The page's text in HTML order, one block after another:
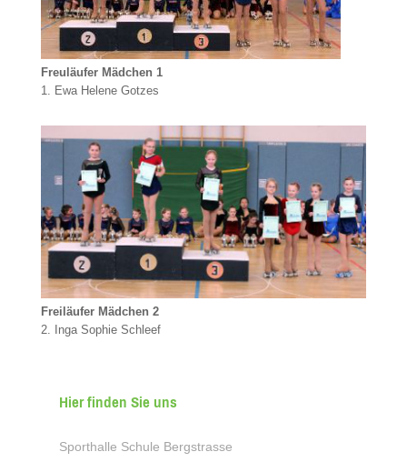
Freuläufer Mädchen 1
1. Ewa Helene Gotzes
Freiläufer Mädchen 2
2. Inga Sophie Schleef
Hier finden Sie uns
Sporthalle Schule Bergstrasse